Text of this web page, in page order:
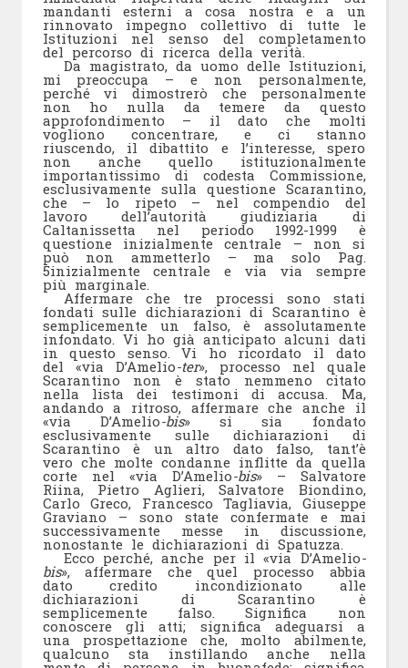
mandanti esterni a cosa nostra e a un
rinnovato impegno collettivo di tutte le
Istituzioni nel senso del completamento
del percorso di ricerca della verità.
Da magistrato, da uomo delle Istituzioni,
mi preoccupa – e non personalmente,
perché vi dimostrerò che personalmente
non ho nulla da temere da questo
approfondimento – il dato che molti
vogliono concentrare, e ci stanno
riuscendo, il dibattito e l’interesse, spero
non anche quello istituzionalmente
importantissimo di codesta Commissione,
esclusivamente sulla questione Scarantino,
che – lo ripeto – nel compendio del
lavoro dell’autorità giudiziaria di
Caltanissetta nel periodo 1992-1999 è
questione inizialmente centrale – non si
può non ammetterlo – ma solo Pag.
5inizialmente centrale e via via sempre
più marginale.
Affermare che tre processi sono stati
fondati sulle dichiarazioni di Scarantino è
semplicemente un falso, è assolutamente
infondato. Vi ho già anticipato alcuni dati
in questo senso. Vi ho ricordato il dato
del «via D’Amelio-ter», processo nel quale
Scarantino non è stato nemmeno citato
nella lista dei testimoni di accusa. Ma,
andando a ritroso, affermare che anche il
«via D’Amelio-bis» si sia fondato
esclusivamente sulle dichiarazioni di
Scarantino è un altro dato falso, tant’è
vero che molte condanne inflitte da quella
corte nel «via D’Amelio-bis» – Salvatore
Riina, Pietro Aglieri, Salvatore Biondino,
Carlo Greco, Francesco Tagliavia, Giuseppe
Graviano – sono state confermate e mai
successivamente messe in discussione,
nonostante le dichiarazioni di Spatuzza.
Ecco perché, anche per il «via D’Amelio-
bis», affermare che quel processo abbia
dato credito incondizionato alle
dichiarazioni di Scarantino è
semplicemente falso. Significa non
conoscere gli atti; significa adeguarsi a
una prospettazione che, molto abilmente,
qualcuno sta instillando anche nella